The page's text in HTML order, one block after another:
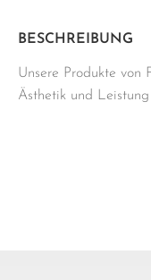
BESCHREIBUNG
Unsere Produkte von
Ästhetik und